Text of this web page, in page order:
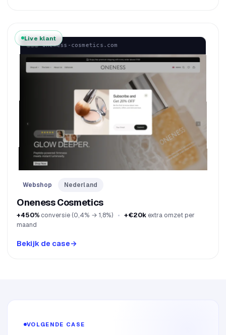
Live klant
oneness-cosmetics.com
Webshop Nederland
Oneness Cosmetics
+450% conversie (0,4% → 1,8%) +€20k extra omzet per
maand
Bekijk de case→
VOLGENDE CASE